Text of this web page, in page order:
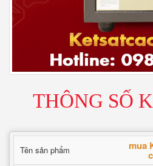
THÔNG SỐ
Tên sản phẩm mua